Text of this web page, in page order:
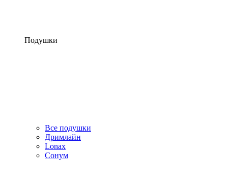
Подушки
Все подушки
Дримлайн
Lonax
Сонум